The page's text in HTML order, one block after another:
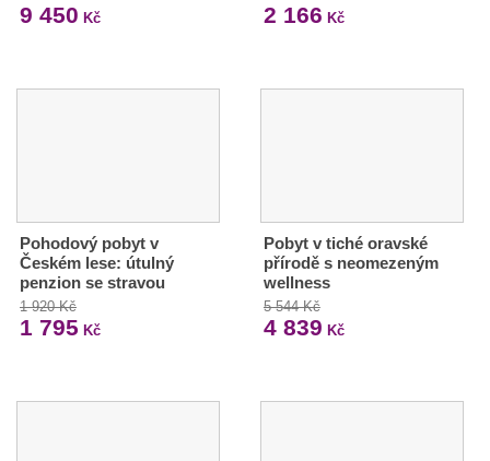
9 450 Kč 2 166 Kč
Pohodový pobyt v
Českém lese: útulný
penzion se stravou
1 920 Kč
1 795 Kč
Pobyt v tiché oravské
přírodě s neomezeným
wellness
5 544 Kč
4 839 Kč